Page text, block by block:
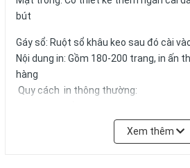
bút
Gáy sổ: Ruột sổ khâu keo sau đó cài
Nội dung in: Gồm 180-200 trang, in ấn
hàng
Quy cách in thông thường:
+ Trang viết: in 01 màu 01 nội dung
Xem thêm